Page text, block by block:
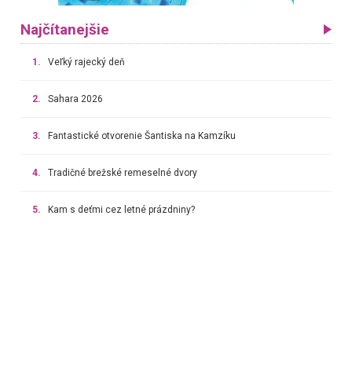
Najčítanejšie
1. Veľký rajecký deň
2. Sahara 2026
3. Fantastické otvorenie Šantiska na Kamzíku
4. Tradičné brežské remeselné dvory
5. Kam s deťmi cez letné prázdniny?